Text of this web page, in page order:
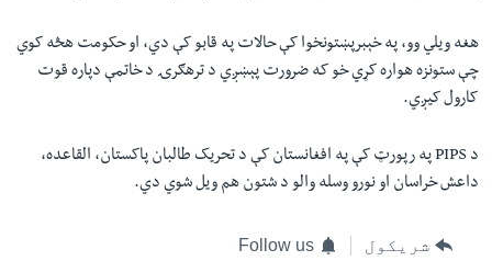
هغه ويلي وو، په خېبرپښتونخوا کې حالات په قابو کې دي، او حکومت هڅه کوي
چې ستونزه هواره کړي خو که ضرورت پېښږي د ترهګرۍ د خاتمې دپاره قوت
کارول کيږي.
د PIPS په رپورټ کې په افغانستان کې د تحریک طالبان پاکستان، القاعده،
داعش خراسان او نورو وسله والو د شتون هم ويل شوي دي.
شریکول Follow us